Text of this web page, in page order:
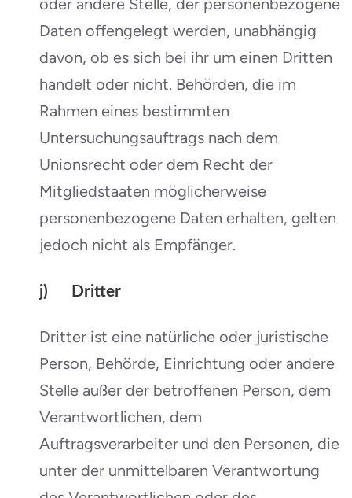
oder andere Stelle, der personenbezogene
Daten offengelegt werden, unabhängig
davon, ob es sich bei ihr um einen Dritten
handelt oder nicht. Behörden, die im
Rahmen eines bestimmten
Untersuchungsauftrags nach dem
Unionsrecht oder dem Recht der
Mitgliedstaaten möglicherweise
personenbezogene Daten erhalten, gelten
jedoch nicht als Empfänger.
j) Dritter
Dritter ist eine natürliche oder juristische
Person, Behörde, Einrichtung oder andere
Stelle außer der betroffenen Person, dem
Verantwortlichen, dem
Auftragsverarbeiter und den Personen, die
unter der unmittelbaren Verantwortung